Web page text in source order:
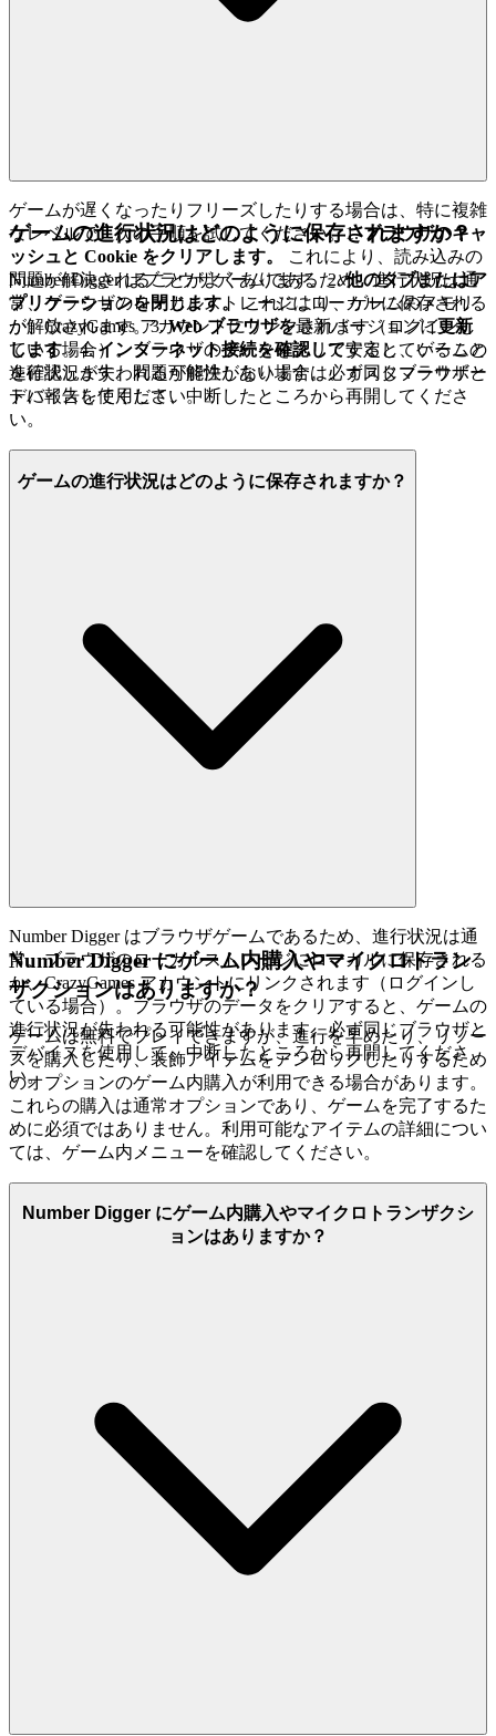
ゲームが遅くなったりフリーズしたりする場合は、特に複雑
なレベルで、次の手順を試してください。1.ブラウザのキャ
ッシュと Cookie をクリアします。
これにより、読み込みの
問題が解決されることがよくあります。2.他のタブまたはア
プリケーションを閉じます。 これにより、ゲームのメモリ
が解放されます。3.Web ブラウザを最新バージョンに更新
します。4.インターネット接続を確認して安定していること
を確認します。問題が解決しない場合は、カスタマーサポー
トに報告してください。
ゲームの進行状況はどのように保存されますか？
Number Digger はブラウザゲームであるため、進行状況は通
常、ブラウザのローカルストレージにローカルに保存される
か、CrazyGames アカウントにリンクされます（ログインし
ている場合）。ブラウザのデータをクリアすると、ゲームの
進行状況が失われる可能性があります。必ず同じブラウザと
デバイスを使用して、中断したところから再開してくださ
い。
ゲームの進行状況はどのように保存されますか？
Number Digger はブラウザゲームであるため、進行状況は通
常、ブラウザのローカルストレージにローカルに保存される
か、CrazyGames アカウントにリンクされます（ログインし
ている場合）。ブラウザのデータをクリアすると、ゲームの
進行状況が失われる可能性があります。必ず同じブラウザと
デバイスを使用して、中断したところから再開してくださ
い。
Number Digger にゲーム内購入やマイクロトラン
ザクションはありますか？
ゲームは無料でプレイできますが、進行を早めたり、リソー
スを購入したり、装飾アイテムをアンロックしたりするため
のオプションのゲーム内購入が利用できる場合があります。
これらの購入は通常オプションであり、ゲームを完了するた
めに必須ではありません。利用可能なアイテムの詳細につい
ては、ゲーム内メニューを確認してください。
Number Digger にゲーム内購入やマイクロトランザクシ
ョンはありますか？